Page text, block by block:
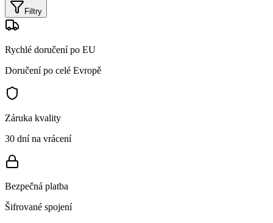
Filtry
Rychlé doručení po EU
Doručení po celé Evropě
Záruka kvality
30 dní na vrácení
Bezpečná platba
Šifrované spojení